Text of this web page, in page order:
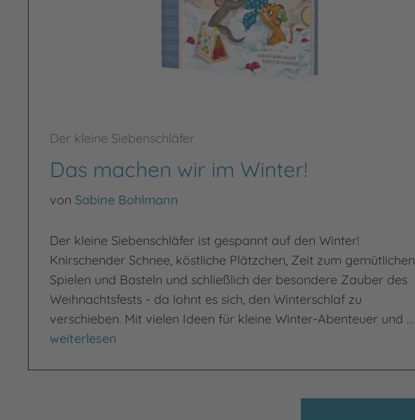
Der kleine Siebenschläfer
Das machen wir im Winter!
von Sabine Bohlmann
Der kleine Siebenschläfer ist gespannt auf den Winter!
Knirschender Schnee, köstliche Plätzchen, Zeit zum gemütlichen
Spielen und Basteln und schließlich der besondere Zauber des
Weihnachtsfests - da lohnt es sich, den Winterschlaf zu
verschieben. Mit vielen Ideen für kleine Winter-Abenteuer und …
Das machen wir im Winter!
weiterlesen